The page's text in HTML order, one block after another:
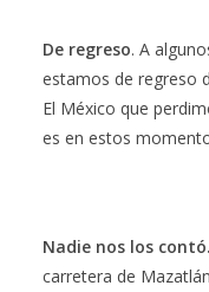
De regreso. A
estamos de regreso
El México que
es en estos
Nadie nos los contó.
carretera de